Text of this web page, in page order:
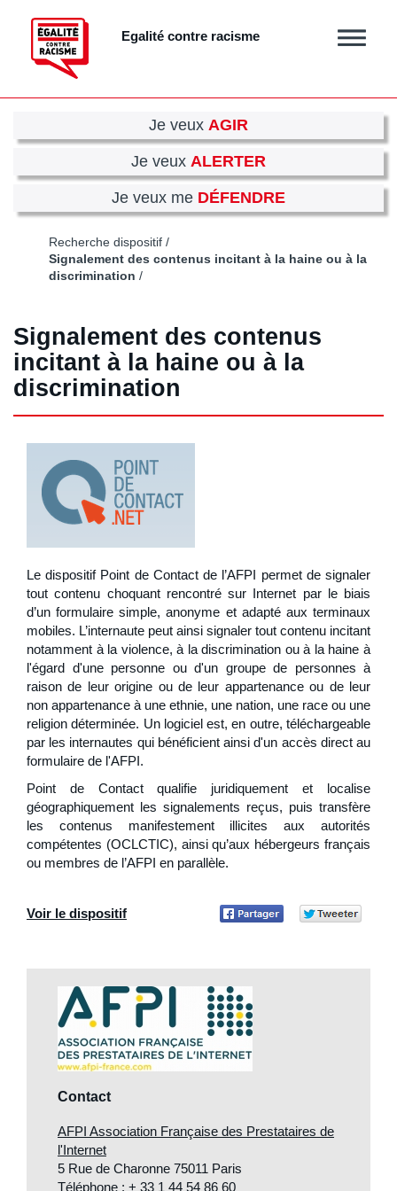
contenu
principal
Egalité contre racisme
Afficher
Je veux AGIR
Je veux ALERTER
Je veux me DÉFENDRE
Recherche dispositif
Signalement des contenus incitant à la haine ou à la
discrimination
Signalement des contenus
incitant à la haine ou à la
discrimination
Le dispositif Point de Contact de l’AFPI permet de signaler
tout contenu choquant rencontré sur Internet par le biais
d’un formulaire simple, anonyme et adapté aux terminaux
mobiles. L’internaute peut ainsi signaler tout contenu incitant
notamment à la violence, à la discrimination ou à la haine à
l'égard d'une personne ou d'un groupe de personnes à
raison de leur origine ou de leur appartenance ou de leur
non appartenance à une ethnie, une nation, une race ou une
religion déterminée. Un logiciel est, en outre, téléchargeable
par les internautes qui bénéficient ainsi d'un accès direct au
formulaire de l'AFPI.
Point de Contact qualifie juridiquement et localise
géographiquement les signalements reçus, puis transfère
les contenus manifestement illicites aux autorités
compétentes (OCLCTIC), ainsi qu’aux hébergeurs français
ou membres de l’AFPI en parallèle.
Voir le dispositif
Partager
Contact
AFPI Association Française des Prestataires de
l'Internet
5 Rue de Charonne 75011 Paris
Téléphone : + 33 1 44 54 86 60